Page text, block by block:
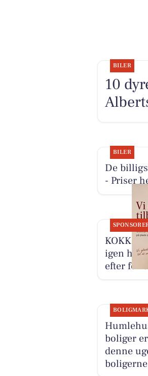
BILER
10
BILER
De
- Priser
igen
efter
boliger
denne